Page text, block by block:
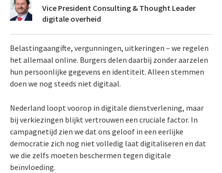
Vice President Consulting & Thought Leader
digitale overheid
Belastingaangifte, vergunningen, uitkeringen – we regelen
het allemaal online. Burgers delen daarbij zonder aarzelen
hun persoonlijke gegevens en identiteit. Alleen stemmen
doen we nog steeds niet digitaal.
Nederland loopt voorop in digitale dienstverlening, maar
bij verkiezingen blijkt vertrouwen een cruciale factor. In
campagnetijd zien we dat ons geloof in een eerlijke
democratie zich nog niet volledig laat digitaliseren en dat
we die zelfs moeten beschermen tegen digitale
beïnvloeding.